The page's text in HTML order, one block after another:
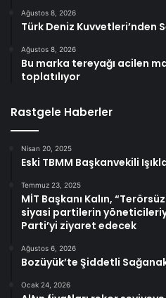
Ağustos 8, 2026
Türk Deniz Kuvvetleri’nden
Ağustos 8, 2026
Bu marka tereyağı acilen
toplatılıyor
Rastgele Haberler
Nisan 20, 2025
Eski TBMM Başkanvekili
Temmuz 23, 2025
MİT Başkanı Kalın,
siyasi partilerin
Parti’yi ziyaret edecek
Ağustos 6, 2026
Bozüyük’te Şiddetli
Ocak 24, 2026